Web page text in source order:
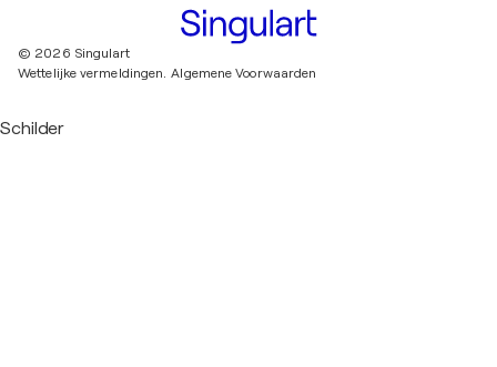
© 2026 Singulart
Wettelijke vermeldingen. Algemene Voorwaarden
Schilder